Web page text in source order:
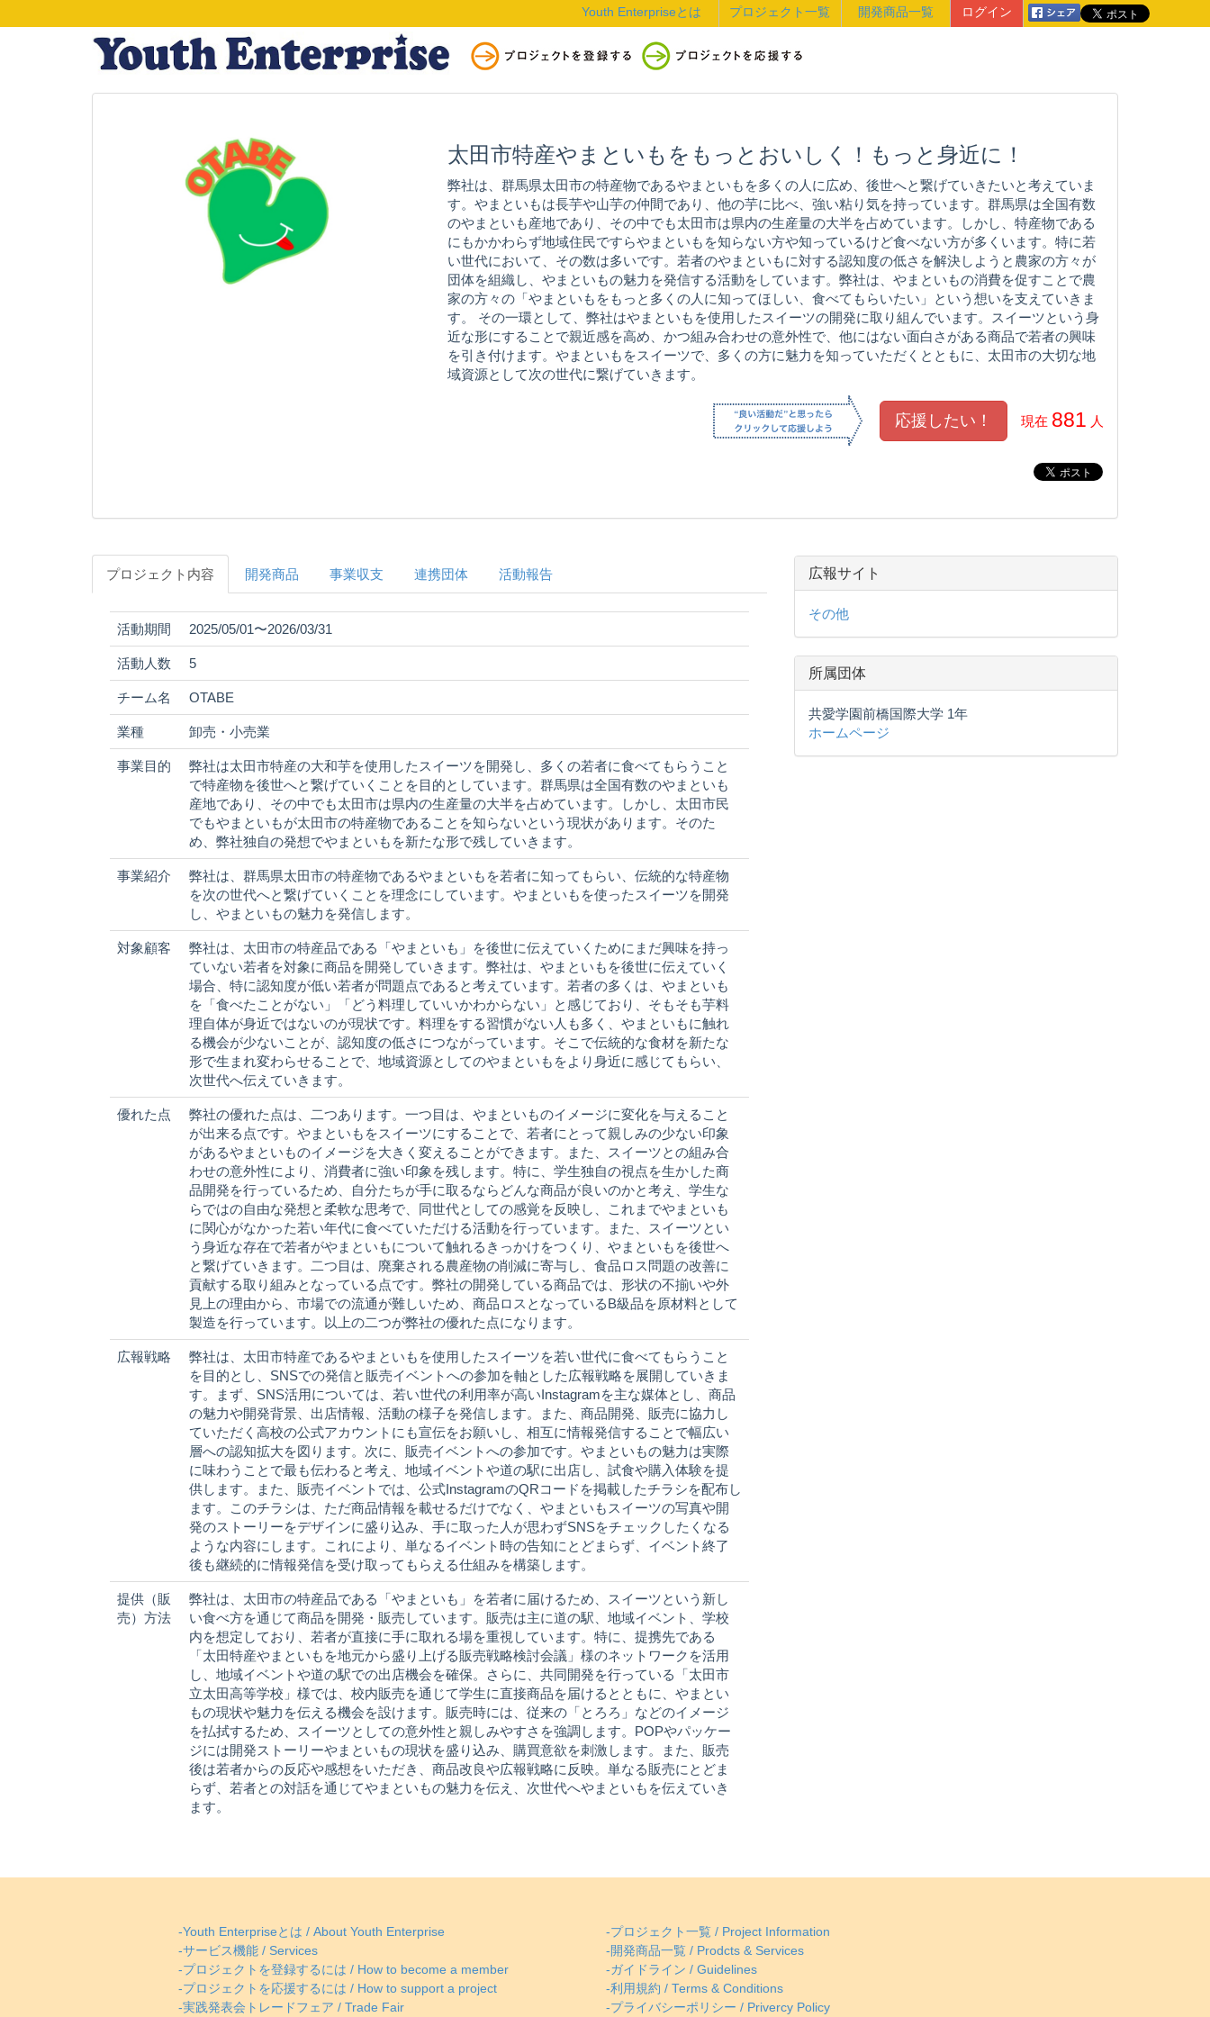
ログイン
開発商品一覧
プロジェクト一覧
Youth Enterpriseとは
太田市特産やまといもをもっとおいしく！もっと身近に！
弊社は、群馬県太田市の特産物であるやまといもを多くの人に広め、後世へと繋げていきたいと考えていま
す。やまといもは長芋や山芋の仲間であり、他の芋に比べ、強い粘り気を持っています。群馬県は全国有数
のやまといも産地であり、その中でも太田市は県内の生産量の大半を占めています。しかし、特産物である
にもかかわらず地域住民ですらやまといもを知らない方や知っているけど食べない方が多くいます。特に若
い世代において、その数は多いです。若者のやまといもに対する認知度の低さを解決しようと農家の方々が
団体を組織し、やまといもの魅力を発信する活動をしています。弊社は、やまといもの消費を促すことで農
家の方々の「やまといもをもっと多くの人に知ってほしい、食べてもらいたい」という想いを支えていきま
す。 その一環として、弊社はやまといもを使用したスイーツの開発に取り組んでいます。スイーツという身
近な形にすることで親近感を高め、かつ組み合わせの意外性で、他にはない面白さがある商品で若者の興味
を引き付けます。やまといもをスイーツで、多くの方に魅力を知っていただくとともに、太田市の大切な地
域資源として次の世代に繋げていきます。
現在 881 人
プロジェクト内容 開発商品 事業収支 連携団体 活動報告
活動期間 2025/05/01〜2026/03/31
活動人数 5
チーム名 OTABE
業種 卸売・小売業
事業目的
弊社は太田市特産の大和芋を使用したスイーツを開発し、多くの若者に食べてもらうこと
で特産物を後世へと繋げていくことを目的としています。群馬県は全国有数のやまといも
産地であり、その中でも太田市は県内の生産量の大半を占めています。しかし、太田市民
でもやまといもが太田市の特産物であることを知らないという現状があります。そのた
め、弊社独自の発想でやまといもを新たな形で残していきます。
事業紹介
弊社は、群馬県太田市の特産物であるやまといもを若者に知ってもらい、伝統的な特産物
を次の世代へと繋げていくことを理念にしています。やまといもを使ったスイーツを開発
し、やまといもの魅力を発信します。
対象顧客
弊社は、太田市の特産品である「やまといも」を後世に伝えていくためにまだ興味を持っ
ていない若者を対象に商品を開発していきます。弊社は、やまといもを後世に伝えていく
場合、特に認知度が低い若者が問題点であると考えています。若者の多くは、やまといも
を「食べたことがない」「どう料理していいかわからない」と感じており、そもそも芋料
理自体が身近ではないのが現状です。料理をする習慣がない人も多く、やまといもに触れ
る機会が少ないことが、認知度の低さにつながっています。そこで伝統的な食材を新たな
形で生まれ変わらせることで、地域資源としてのやまといもをより身近に感じてもらい、
次世代へ伝えていきます。
優れた点
弊社の優れた点は、二つあります。一つ目は、やまといものイメージに変化を与えること
が出来る点です。やまといもをスイーツにすることで、若者にとって親しみの少ない印象
があるやまといものイメージを大きく変えることができます。また、スイーツとの組み合
わせの意外性により、消費者に強い印象を残します。特に、学生独自の視点を生かした商
品開発を行っているため、自分たちが手に取るならどんな商品が良いのかと考え、学生な
らではの自由な発想と柔軟な思考で、同世代としての感覚を反映し、これまでやまといも
に関心がなかった若い年代に食べていただける活動を行っています。また、スイーツとい
う身近な存在で若者がやまといもについて触れるきっかけをつくり、やまといもを後世へ
と繋げていきます。二つ目は、廃棄される農産物の削減に寄与し、食品ロス問題の改善に
貢献する取り組みとなっている点です。弊社の開発している商品では、形状の不揃いや外
見上の理由から、市場での流通が難しいため、商品ロスとなっているB級品を原材料として
製造を行っています。以上の二つが弊社の優れた点になります。
広報戦略
弊社は、太田市特産であるやまといもを使用したスイーツを若い世代に食べてもらうこと
を目的とし、SNSでの発信と販売イベントへの参加を軸とした広報戦略を展開していきま
す。まず、SNS活用については、若い世代の利用率が高いInstagramを主な媒体とし、商品
の魅力や開発背景、出店情報、活動の様子を発信します。また、商品開発、販売に協力し
ていただく高校の公式アカウントにも宣伝をお願いし、相互に情報発信することで幅広い
層への認知拡大を図ります。次に、販売イベントへの参加です。やまといもの魅力は実際
に味わうことで最も伝わると考え、地域イベントや道の駅に出店し、試食や購入体験を提
供します。また、販売イベントでは、公式InstagramのQRコードを掲載したチラシを配布し
ます。このチラシは、ただ商品情報を載せるだけでなく、やまといもスイーツの写真や開
発のストーリーをデザインに盛り込み、手に取った人が思わずSNSをチェックしたくなる
ような内容にします。これにより、単なるイベント時の告知にとどまらず、イベント終了
後も継続的に情報発信を受け取ってもらえる仕組みを構築します。
提供（販
売）方法
弊社は、太田市の特産品である「やまといも」を若者に届けるため、スイーツという新し
い食べ方を通じて商品を開発・販売しています。販売は主に道の駅、地域イベント、学校
内を想定しており、若者が直接に手に取れる場を重視しています。特に、提携先である
「太田特産やまといもを地元から盛り上げる販売戦略検討会議」様のネットワークを活用
し、地域イベントや道の駅での出店機会を確保。さらに、共同開発を行っている「太田市
立太田高等学校」様では、校内販売を通じて学生に直接商品を届けるとともに、やまとい
もの現状や魅力を伝える機会を設けます。販売時には、従来の「とろろ」などのイメージ
を払拭するため、スイーツとしての意外性と親しみやすさを強調します。POPやパッケー
ジには開発ストーリーやまといもの現状を盛り込み、購買意欲を刺激します。また、販売
後は若者からの反応や感想をいただき、商品改良や広報戦略に反映。単なる販売にとどま
らず、若者との対話を通じてやまといもの魅力を伝え、次世代へやまといもを伝えていき
ます。
広報サイト
その他
所属団体
共愛学園前橋国際大学 1年
ホームページ
-Youth Enterpriseとは / About Youth Enterprise
-プロジェクト一覧 / Project Information
-サービス機能 / Services
-開発商品一覧 / Prodcts & Services
-プロジェクトを登録するには / How to become a member
-ガイドライン / Guidelines
-プロジェクトを応援するには / How to support a project
-利用規約 / Terms & Conditions
-実践発表会トレードフェア / Trade Fair
-プライバシーポリシー / Privercy Policy